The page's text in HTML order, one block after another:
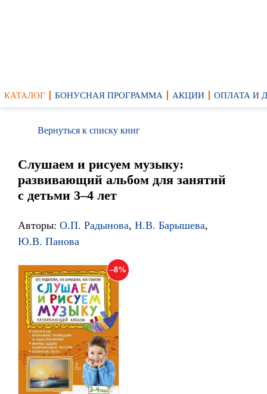
КАТАЛОГ БОНУСНАЯ ПРОГРАММА АКЦИИ ОПЛАТА И
Вернуться к списку книг
Слушаем и рисуем музыку:
развивающий альбом для занятий
с детьми 3–4 лет
Авторы: О.П. Радынова, Н.В. Барышева,
Ю.В. Панова
8